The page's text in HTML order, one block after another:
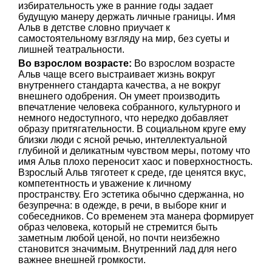
избирательность уже в ранние годы задает
будущую манеру держать личные границы. Имя
Альв в детстве словно приучает к
самостоятельному взгляду на мир, без суеты и
лишней театральности.
Во взрослом возрасте: Во взрослом возрасте
Альв чаще всего выстраивает жизнь вокруг
внутреннего стандарта качества, а не вокруг
внешнего одобрения. Он умеет производить
впечатление человека собранного, культурного и
немного недоступного, что нередко добавляет
образу притягательности. В социальном круге ему
близки люди с ясной речью, интеллектуальной
глубиной и деликатным чувством меры, потому что
имя Альв плохо переносит хаос и поверхностность.
Взрослый Альв тяготеет к среде, где ценятся вкус,
компетентность и уважение к личному
пространству. Его эстетика обычно сдержанна, но
безупречна: в одежде, в речи, в выборе книг и
собеседников. Со временем эта манера формирует
образ человека, который не стремится быть
заметным любой ценой, но почти неизбежно
становится значимым. Внутренний лад для него
важнее внешней громкости.